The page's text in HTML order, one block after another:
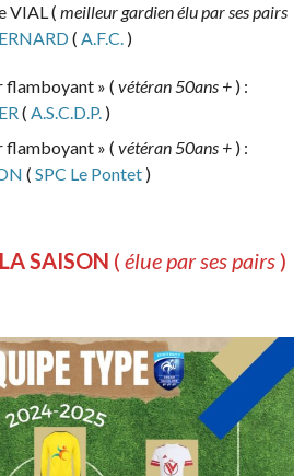
VIAL ( meilleur gardien élu par ses pairs
( A.F.C. )
flamboyant » ( vétéran 50ans + ) :
( A.S.C.D.P. )
flamboyant » ( vétéran 50ans + ) :
( SPC Le Pontet )
SAISON ( élue par ses pairs )